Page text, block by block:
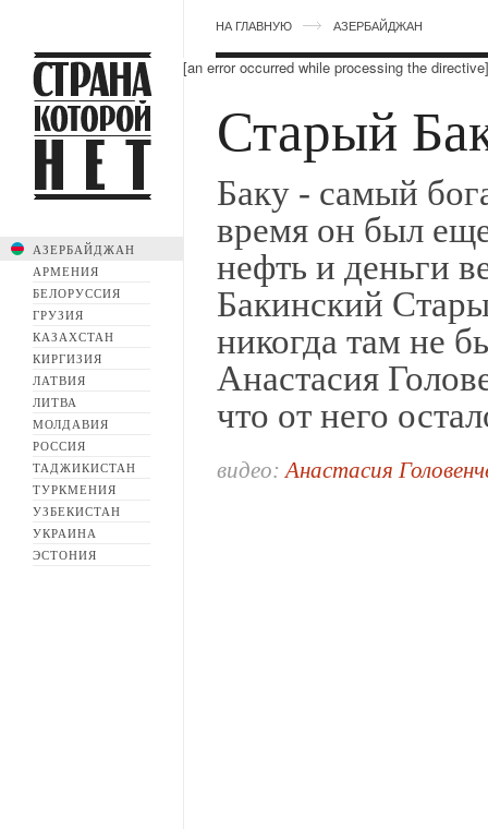
АЗЕРБАЙДЖАН
АРМЕНИЯ
БЕЛОРУССИЯ
ГРУЗИЯ
КАЗАХСТАН
КИРГИЗИЯ
ЛАТВИЯ
ЛИТВА
МОЛДАВИЯ
РОССИЯ
ТАДЖИКИСТАН
ТУРКМЕНИЯ
УЗБЕКИСТАН
УКРАИНА
ЭСТОНИЯ
НА ГЛАВНУЮ АЗЕРБАЙДЖАН
[an error occurred while processing the directive]
Старый
Баку - самый
время он был
нефть и деньги
Бакинский
никогда там не
Анастасия
что от него
видео: Анастасия